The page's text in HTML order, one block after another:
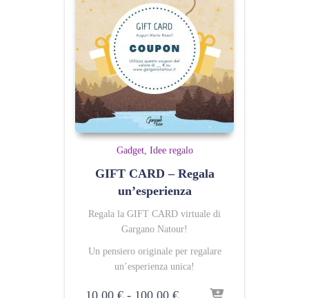
Gadget Idee regalo
GIFT CARD – Regala
un’esperienza
Regala la GIFT CARD virtuale di
Gargano Natour!
Un pensiero originale per regalare
un’esperienza unica!
Fascia